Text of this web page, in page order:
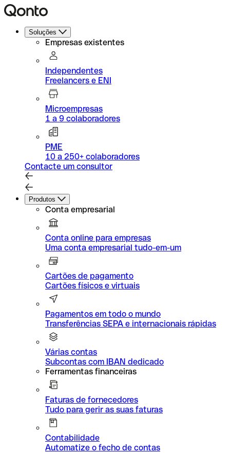
Soluções
Empresas existentes
Independentes
Freelancers e ENI
Microempresas
1 a 9 colaboradores
PME
10 a 250+ colaboradores
Contacte um consultor
Produtos
Conta empresarial
Conta online para empresas
Uma conta empresarial tudo-em-um
Cartões de pagamento
Cartões físicos e virtuais
Pagamentos em todo o mundo
Transferências SEPA e internacionais rápidas
Várias contas
Subcontas com IBAN dedicado
Ferramentas financeiras
Faturas de fornecedores
Tudo para gerir as suas faturas
Contabilidade
Automatize o fecho de contas